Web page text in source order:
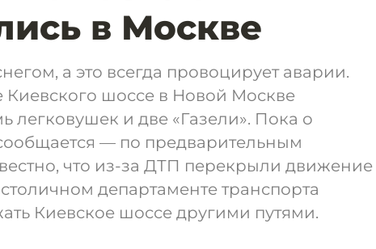
в Москве
а это всегда провоцирует аварии.
Киевского шоссе в Новой Москве
легковушек и две «Газели». Пока о
— по предварительным
что из-за ДТП перекрыли движение
департаменте транспорта
Киевское шоссе другими путями.